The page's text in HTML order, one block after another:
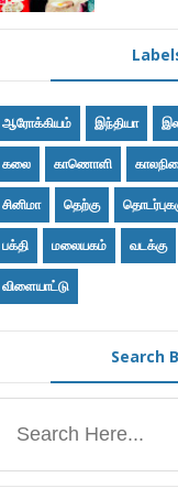
ஆரோக்கியம் இந்தியா
கலை காணொளி
சினிமா தெற்கு
பக்தி மலையகம் வடக்கு
விளையாட்டு
Search